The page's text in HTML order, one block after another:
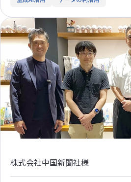
株式会社中国新聞社様